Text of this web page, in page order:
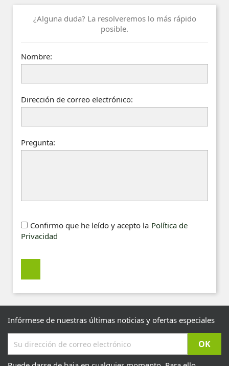
¿Alguna duda? La resolveremos lo más rápido
posible.
Nombre:
Dirección de correo electrónico:
Pregunta:
Confirmo que he leído y acepto la Política de
Privacidad
Infórmese de nuestras últimas noticias y ofertas especiales